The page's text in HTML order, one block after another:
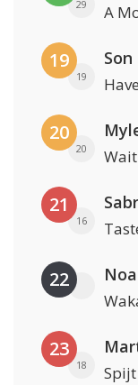
29 A
19
19
20
20
21
16
22
23
18